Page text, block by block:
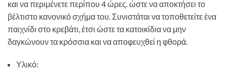
και να περιμένετε περίπου 4 ώρες. ώστε να αποκτήσει το
βέλτιστο κανονικό σχήμα του. Συνιστάται να τοποθετείτε ένα
παιχνίδι στο κρεβάτι, έτσι ώστε τα κατοικίδια να μην
δαγκώνουν τα κρόσσια και να αποφευχθεί η φθορά.
Υλικό: